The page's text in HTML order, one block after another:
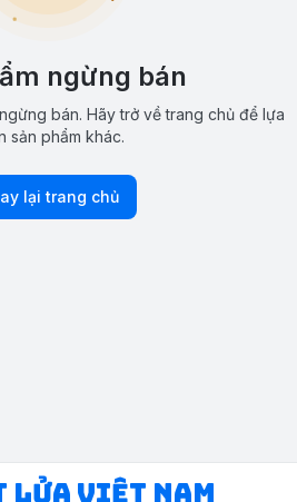
ngừng bán
bán. Hãy trở về trang chủ để lựa
sản phẩm khác.
lại trang chủ
Việt Nam